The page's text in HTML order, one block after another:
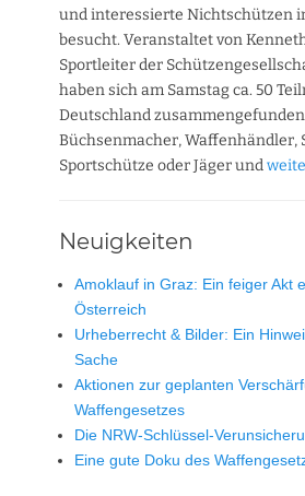
und interessierte Nichtschützen
besucht. Veranstaltet von
Sportleiter der
haben sich am Samstag ca. 50
Deutschland
Büchsenmacher, Waffenhändler,
Sportschütze oder Jäger und
Neuigkeiten
Amoklauf in Graz: Ein feiger Akt
Österreich
Urheberrecht & Bilder: Ein
Sache
Aktionen zur geplanten
Waffengesetzes
Die NRW-Schlüssel-
Eine gute Doku des